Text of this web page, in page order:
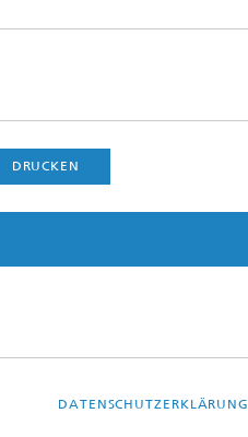
DRUCKEN
DATENSCHUTZERKLÄRUNG